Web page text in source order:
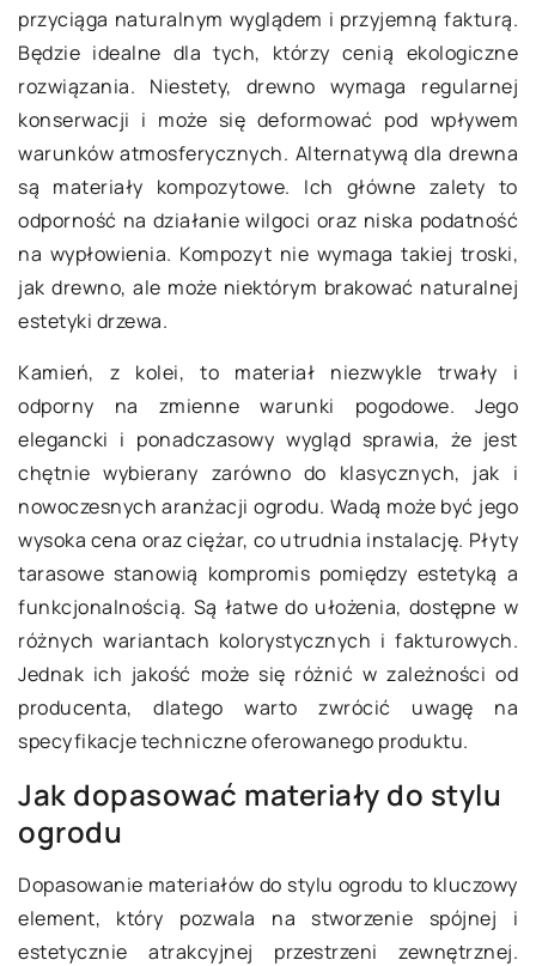
przyciąga naturalnym wyglądem i przyjemną fakturą.
Będzie idealne dla tych, którzy cenią ekologiczne
rozwiązania. Niestety, drewno wymaga regularnej
konserwacji i może się deformować pod wpływem
warunków atmosferycznych. Alternatywą dla drewna
są materiały kompozytowe. Ich główne zalety to
odporność na działanie wilgoci oraz niska podatność
na wypłowienia. Kompozyt nie wymaga takiej troski,
jak drewno, ale może niektórym brakować naturalnej
estetyki drzewa.
Kamień, z kolei, to materiał niezwykle trwały i
odporny na zmienne warunki pogodowe. Jego
elegancki i ponadczasowy wygląd sprawia, że jest
chętnie wybierany zarówno do klasycznych, jak i
nowoczesnych aranżacji ogrodu. Wadą może być jego
wysoka cena oraz ciężar, co utrudnia instalację. Płyty
tarasowe stanowią kompromis pomiędzy estetyką a
funkcjonalnością. Są łatwe do ułożenia, dostępne w
różnych wariantach kolorystycznych i fakturowych.
Jednak ich jakość może się różnić w zależności od
producenta, dlatego warto zwrócić uwagę na
specyfikacje techniczne oferowanego produktu.
Jak dopasować materiały do stylu
ogrodu
Dopasowanie materiałów do stylu ogrodu to kluczowy
element, który pozwala na stworzenie spójnej i
estetycznie atrakcyjnej przestrzeni zewnętrznej.